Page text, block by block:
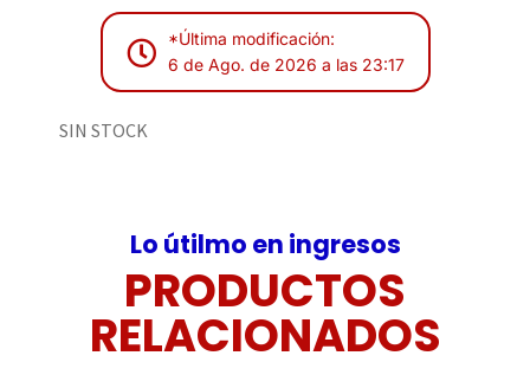
*Última modificación:
6 de Ago. de 2026 a las 23:17
SIN STOCK
Lo útilmo en ingresos
PRODUCTOS
RELACIONADOS